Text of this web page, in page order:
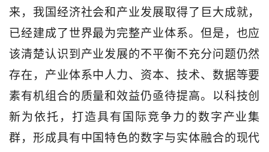
来，我国经济社会和产业发展取得了巨大成就，
已经建成了世界最为完整产业体系。但是，也应
该清楚认识到产业发展的不平衡不充分问题仍然
存在，产业体系中人力、资本、技术、数据等要
素有机组合的质量和效益仍亟待提高。以科技创
新为依托，打造具有国际竞争力的数字产业集
群，形成具有中国特色的数字与实体融合的现代